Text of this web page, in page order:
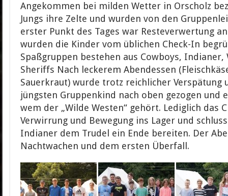
Angekommen bei milden Wetter in Orscholz
Jungs ihre Zelte und wurden von den
erster Punkt des Tages war Resteverwertung
wurden die Kinder vom üblichen Check-In
Spaßgruppen bestehen aus Cowboys, Indianer,
Sheriffs Nach leckerem Abendessen
Sauerkraut) wurde trotz reichlicher Verspätung
jüngsten Gruppenkind nach oben gezogen und
wem der „Wilde Westen“ gehört. Lediglich das
Verwirrung und Bewegung ins Lager und
Indianer dem Trudel ein Ende bereiten. Der
Nachtwachen und dem ersten Überfall.